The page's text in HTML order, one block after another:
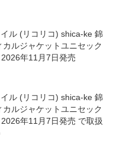
ル (リコリコ) shica-ke 錦
カルジャケットユニセック
年11月7日発売
ル (リコリコ) shica-ke 錦
カルジャケットユニセック
年11月7日発売 で取扱